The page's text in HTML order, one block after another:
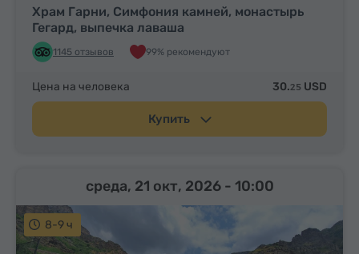
Храм Гарни, Симфония камней, монастырь
Гегард, выпечка лаваша
1145 отзывов 99% рекомендуют
Цена на человека 30.25 USD
Купить
8-9 ч
среда, 21 окт, 2026 - 10:00